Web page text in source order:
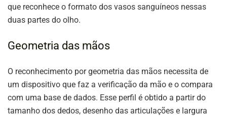
que reconhece o formato dos vasos sanguíneos nessas
duas partes do olho.
Geometria das mãos
O reconhecimento por geometria das mãos necessita de
um dispositivo que faz a verificação da mão e o compara
com uma base de dados. Esse perfil é obtido a partir do
tamanho dos dedos, desenho das articulações e largura